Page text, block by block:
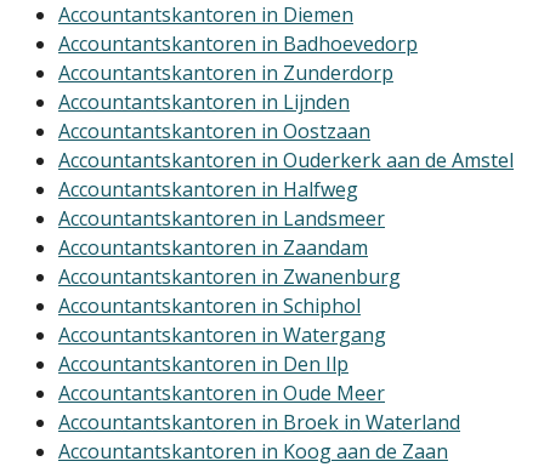
Accountantskantoren in Diemen
Accountantskantoren in Badhoevedorp
Accountantskantoren in Zunderdorp
Accountantskantoren in Lijnden
Accountantskantoren in Oostzaan
Accountantskantoren in Ouderkerk aan de Amstel
Accountantskantoren in Halfweg
Accountantskantoren in Landsmeer
Accountantskantoren in Zaandam
Accountantskantoren in Zwanenburg
Accountantskantoren in Schiphol
Accountantskantoren in Watergang
Accountantskantoren in Den Ilp
Accountantskantoren in Oude Meer
Accountantskantoren in Broek in Waterland
Accountantskantoren in Koog aan de Zaan